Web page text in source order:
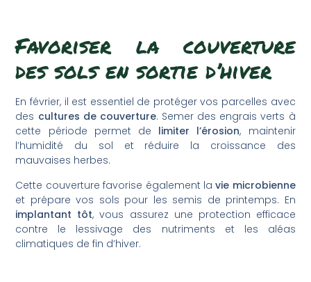
Favoriser la couverture
des sols en sortie d’hiver
En février, il est essentiel de protéger vos parcelles avec
des cultures de couverture. Semer des engrais verts à
cette période permet de limiter l’érosion, maintenir
l’humidité du sol et réduire la croissance des
mauvaises herbes.
Cette couverture favorise également lavie microbienne
et prépare vos sols pour les semis de printemps. En
implantant tôt, vous assurez une protection efficace
contre le lessivage des nutriments et les aléas
climatiques de fin d’hiver.